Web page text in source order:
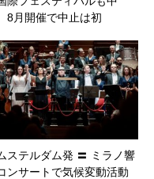
8月開催で中止は初
ステルダム発 〓 ミラノ響
ンサートで気候変動活動